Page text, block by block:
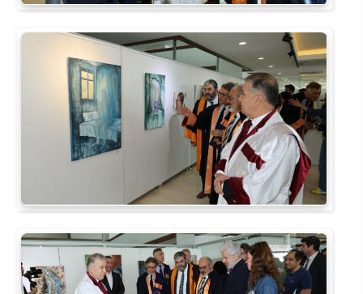
Rehberlik ve Psikolojik Danışmanlık Uygulama ve Araştırma Merkezi
Restorasyon ve Koruma Merkezi
Sürdürülebilir Çevre Uygulama ve Araştırma Merkezi
Sürekli Eğitim Uygulama ve Araştırma Merkezi
Turizm Uygulama ve Araştırma Merkezi
Uzaktan Eğitim Uygulama ve Araştırma Merkezi